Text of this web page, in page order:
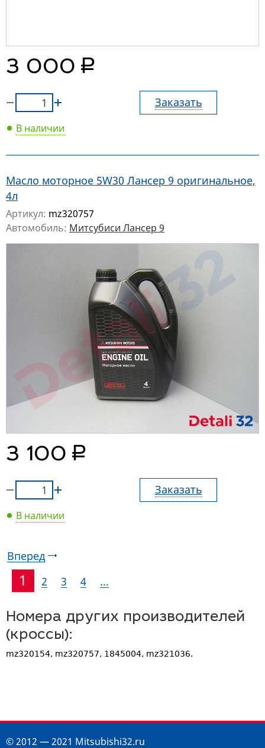
3 000 руб.
Заказать
В наличии
Масло моторное 5W30 Лансер 9 оригинальное,
4л
Артикул: mz320757
Автомобиль: Митсубиси Лансер 9
3 100 руб.
Заказать
В наличии
Вперед
1 2 3 4 ...
Номера других производителей
(кроссы):
mz320154, mz320757, 1845004, mz321036.
© 2012 — 2021 Mitsubishi32.ru